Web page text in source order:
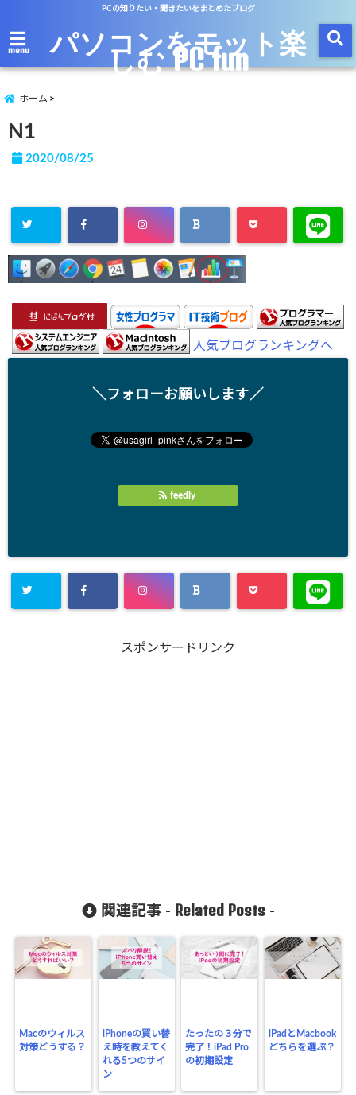
PCの知りたい・聞きたいをまとめたブログ
menu パソコンをモット楽
しむ PC fun
ホーム
N1
2020/08/25
人気ブログランキングへ
＼フォローお願いします／
feedly
スポンサードリンク
関連記事 - Related Posts-
Macのウィルス
対策どうする？
iPhoneの買い替
え時を教えてく
れる5つのサイ
ン
たったの３分で
完了！iPad Pro
の初期設定
iPadとMacbook
どちらを選ぶ？